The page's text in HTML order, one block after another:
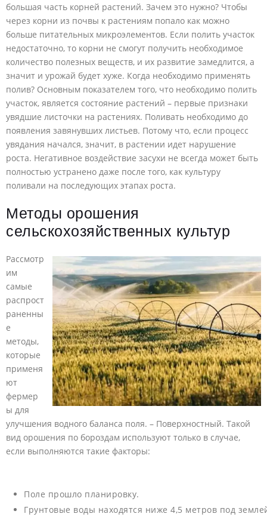
большая часть корней растений. Зачем это нужно? Чтобы
через корни из почвы к растениям попало как можно
больше питательных микроэлементов. Если полить участок
недостаточно, то корни не смогут получить необходимое
количество полезных веществ, и их развитие замедлится, а
значит и урожай будет хуже. Когда необходимо применять
полив? Основным показателем того, что необходимо полить
участок, является состояние растений – первые признаки
увядшие листочки на растениях. Поливать необходимо до
появления завянувших листьев. Потому что, если процесс
увядания начался, значит, в растении идет нарушение
роста. Негативное воздействие засухи не всегда может быть
полностью устранено даже после того, как культуру
поливали на последующих этапах роста.
Методы орошения
сельскохозяйственных культур
Рассмотр
им
самые
распрост
раненны
е
методы,
которые
применя
ют
фермер
ы для
улучшения водного баланса поля. – Поверхностный. Такой
вид орошения по бороздам используют только в случае,
если выполняются такие факторы:
Поле прошло планировку.
Грунтовые воды находятся ниже 4,5 метров под